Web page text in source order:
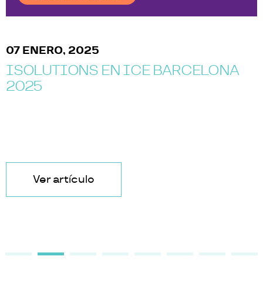
07 ENERO, 2025
ISOLUTIONS EN ICE BARCELONA
2025
Ver artículo